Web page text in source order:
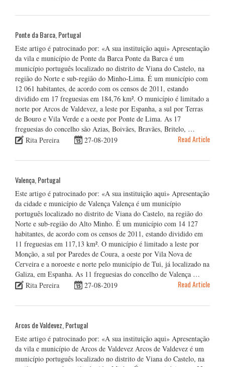
Ponte da Barca, Portugal
Este artigo é patrocinado por: «A sua instituição aqui» Apresentação
da vila e município de Ponte da Barca Ponte da Barca é um
município português localizado no distrito de Viana do Castelo, na
região do Norte e sub-região do Minho-Lima. É um município com
12 061 habitantes, de acordo com os censos de 2011, estando
dividido em 17 freguesias em 184,76 km². O município é limitado a
norte por Arcos de Valdevez, a leste por Espanha, a sul por Terras
de Bouro e Vila Verde e a oeste por Ponte de Lima. As 17
freguesias do concelho são Azias, Boivães, Bravães, Britelo, …
Rita Pereira
27-08-2019 Read Article
Valença, Portugal
Este artigo é patrocinado por: «A sua instituição aqui» Apresentação
da cidade e município de Valença Valença é um município
português localizado no distrito de Viana do Castelo, na região do
Norte e sub-região do Alto Minho. É um município com 14 127
habitantes, de acordo com os censos de 2011, estando dividido em
11 freguesias em 117,13 km². O município é limitado a leste por
Monção, a sul por Paredes de Coura, a oeste por Vila Nova de
Cerveira e a noroeste e norte pelo município de Tui, já localizado na
Galiza, em Espanha. As 11 freguesias do concelho de Valença …
Rita Pereira
27-08-2019 Read Article
Arcos de Valdevez, Portugal
Este artigo é patrocinado por: «A sua instituição aqui» Apresentação
da vila e município de Arcos de Valdevez Arcos de Valdevez é um
município português localizado no distrito de Viana do Castelo, na